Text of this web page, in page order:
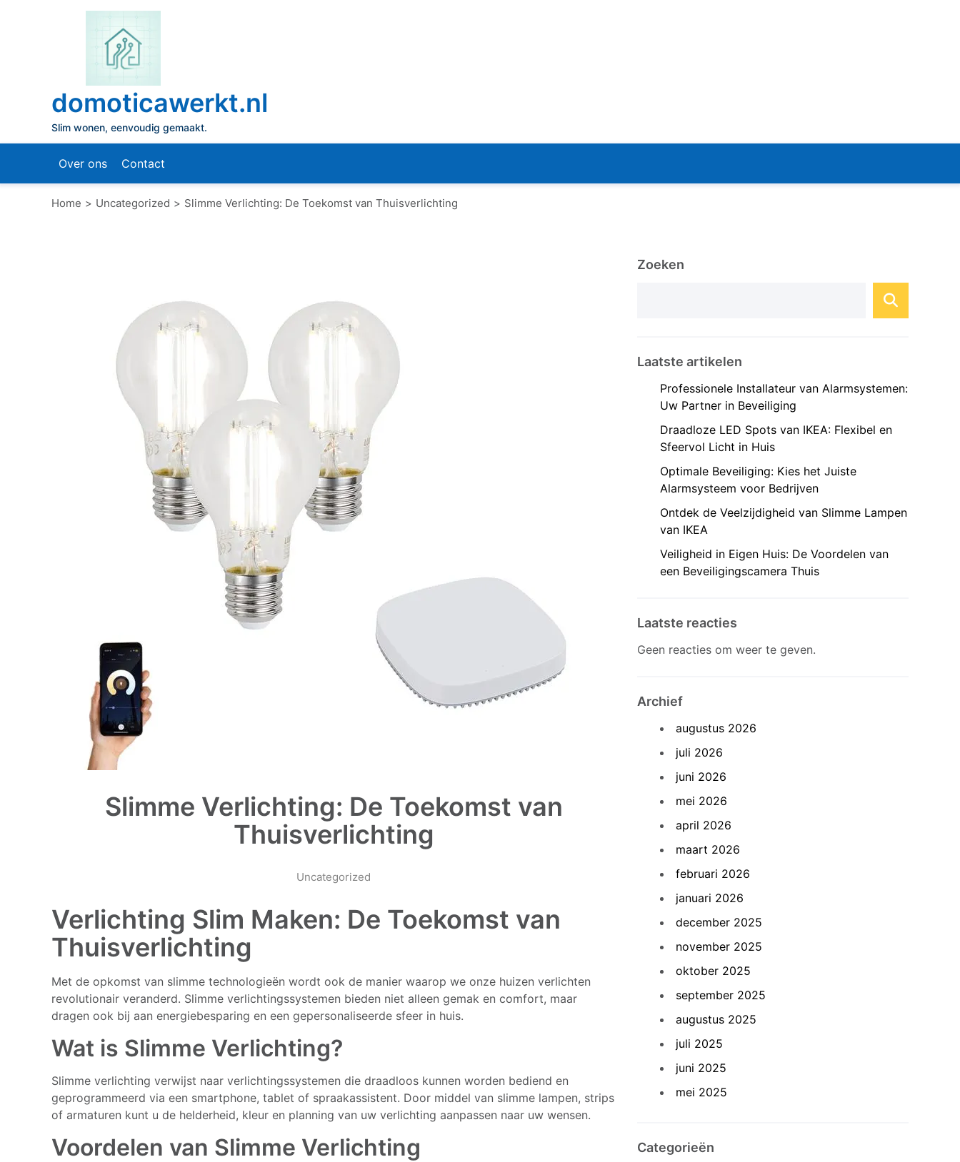
domoticawerkt.nl
Slim wonen, eenvoudig gemaakt.
Over ons Contact
Home Uncategorized Slimme Verlichting: De Toekomst van Thuisverlichting
Slimme Verlichting: De Toekomst van
Thuisverlichting
Uncategorized
Verlichting Slim Maken: De Toekomst van
Thuisverlichting
Met de opkomst van slimme technologieën wordt ook de manier waarop we onze huizen verlichten
revolutionair veranderd. Slimme verlichtingssystemen bieden niet alleen gemak en comfort, maar
dragen ook bij aan energiebesparing en een gepersonaliseerde sfeer in huis.
Wat is Slimme Verlichting?
Slimme verlichting verwijst naar verlichtingssystemen die draadloos kunnen worden bediend en
geprogrammeerd via een smartphone, tablet of spraakassistent. Door middel van slimme lampen, strips
of armaturen kunt u de helderheid, kleur en planning van uw verlichting aanpassen naar uw wensen.
Voordelen van Slimme Verlichting
Zoeken
Laatste artikelen
Professionele Installateur van Alarmsystemen:
Uw Partner in Beveiliging
Draadloze LED Spots van IKEA: Flexibel en
Sfeervol Licht in Huis
Optimale Beveiliging: Kies het Juiste
Alarmsysteem voor Bedrijven
Ontdek de Veelzijdigheid van Slimme Lampen
van IKEA
Veiligheid in Eigen Huis: De Voordelen van
een Beveiligingscamera Thuis
Laatste reacties
Geen reacties om weer te geven.
Archief
augustus 2026
juli 2026
juni 2026
mei 2026
april 2026
maart 2026
februari 2026
januari 2026
december 2025
november 2025
oktober 2025
september 2025
augustus 2025
juli 2025
juni 2025
mei 2025
Categorieën